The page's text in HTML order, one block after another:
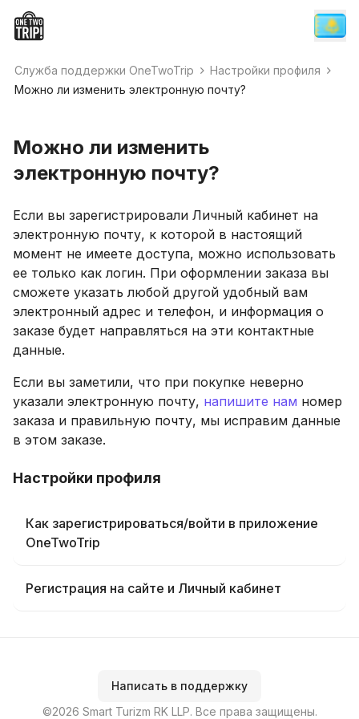
Служба поддержки OneTwoTrip
Настройки профиля
Можно ли изменить электронную почту?
Можно ли изменить
электронную почту?
Если вы зарегистрировали Личный кабинет на
электронную почту, к которой в настоящий
момент не имеете доступа, можно использовать
ее только как логин. При оформлении заказа вы
сможете указать любой другой удобный вам
электронный адрес и телефон, и информация о
заказе будет направляться на эти контактные
данные.
Если вы заметили, что при покупке неверно
указали электронную почту, напишите нам номер
заказа и правильную почту, мы исправим данные
в этом заказе.
Настройки профиля
Как зарегистрироваться/войти в приложение
OneTwoTrip
Регистрация на сайте и Личный кабинет
Написать в поддержку
©2026 Smart Turizm RK LLP. Все права защищены.